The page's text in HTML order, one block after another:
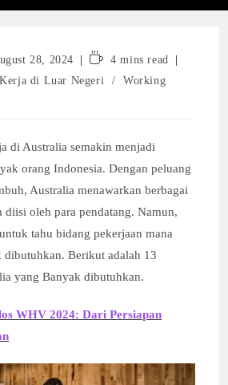
28, 2024
Reading4 mins read
Kerja di Luar Negeri /
Working
di Australia semakin menjadi
orang Indonesia. Dengan peluang
Australia menawarkan berbagai
diisi oleh para pendatang. Namun,
tahu bidang pekerjaan mana
dibutuhkan. Berikut adalah 13
yang Banyak dibutuhkan.
WHV 2024: Dari Persiapan